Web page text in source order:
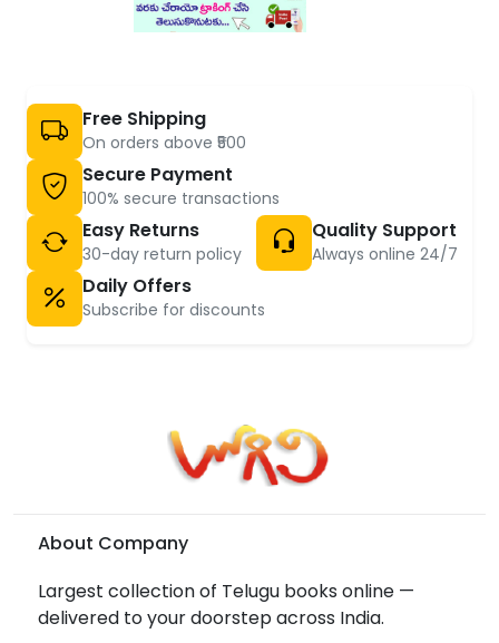
Free Shipping
On orders above ₹500
Secure Payment
100% secure transactions
Easy Returns
30-day return policy
Quality Support
Always online 24/7
Daily Offers
Subscribe for discounts
About Company
Largest collection of Telugu books online —
delivered to your doorstep across India.